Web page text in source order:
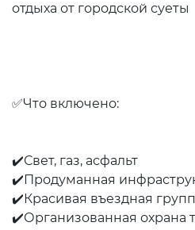
отдыха от городской суеты
✅Что включено:
✔️Свет, газ, асфальт
✔️Продуманная
✔️Красивая въездная
✔️Организованная охрана